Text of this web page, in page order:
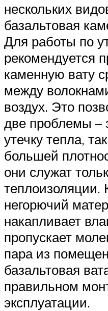
нескольких
базальтовая
Для работы по
рекомендуется
каменную вату
между
воздух. Это
две проблемы –
утечку тепла,
большей
они служат
теплоизоляции.
негорючий
накапливает
пропускает
пара из
базальтовая
правильном
эксплуатации.